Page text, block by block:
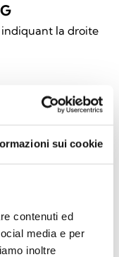
sui cookie
contenuti ed
media e per
inoltre
la droite
la droite